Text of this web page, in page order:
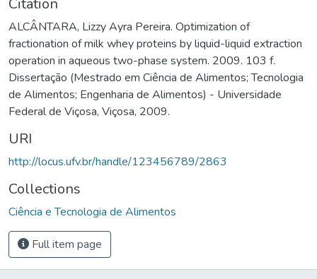
ALCÂNTARA, Lizzy Ayra Pereira. Optimization of
fractionation of milk whey proteins by liquid-liquid extraction
operation in aqueous two-phase system. 2009. 103 f.
Dissertação (Mestrado em Ciência de Alimentos; Tecnologia
de Alimentos; Engenharia de Alimentos) - Universidade
Federal de Viçosa, Viçosa, 2009.
URI
http://locus.ufv.br/handle/123456789/2863
Collections
Ciência e Tecnologia de Alimentos
Full item page